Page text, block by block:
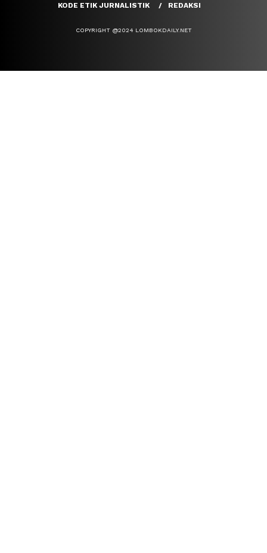
KODE ETIK JURNALISTIK REDAKSI
COPYRIGHT @2024 LOMBOKDAILY.NET